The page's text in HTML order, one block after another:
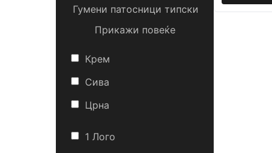
Гумени патосници типски
Прикажи повеќе
Крем
Сива
Црна
1 Лого